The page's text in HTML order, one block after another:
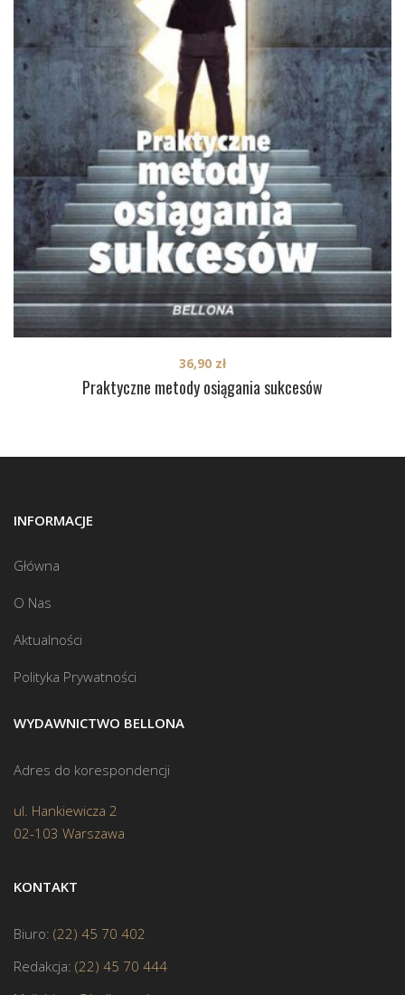
Praktyczne metody osiągania sukcesów
36,90 zł
INFORMACJE
Główna
O Nas
Aktualności
Polityka Prywatności
WYDAWNICTWO BELLONA
Adres do korespondencji
ul. Hankiewicza 2
02-103 Warszawa
KONTAKT
Biuro: (22) 45 70 402
Redakcja: (22) 45 70 444